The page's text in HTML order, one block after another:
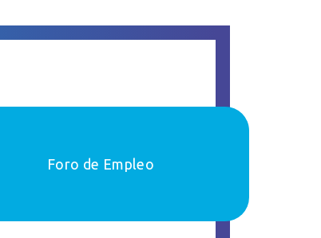
Foro de Empleo